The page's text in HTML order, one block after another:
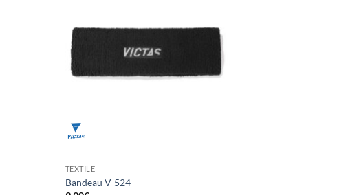
souhaits
TEXTILE
Bandeau V-524